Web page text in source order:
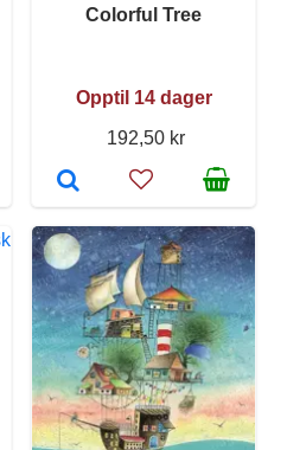
Colorful Tree
Opptil 14 dager
192,50 kr